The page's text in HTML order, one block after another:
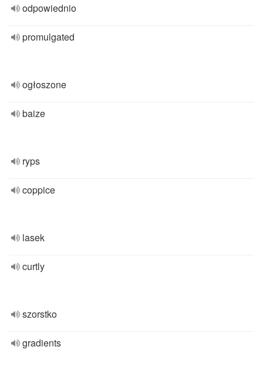
odpowiednio
promulgated
ogłoszone
baize
ryps
coppice
lasek
curtly
szorstko
gradients